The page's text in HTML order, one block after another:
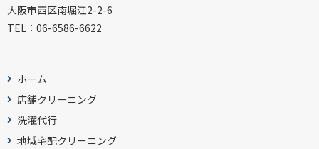
大阪市西区南堀江2-2-6
TEL： 06-6586-6622
ホーム
店舗クリーニング
洗濯代行
地域宅配クリーニング